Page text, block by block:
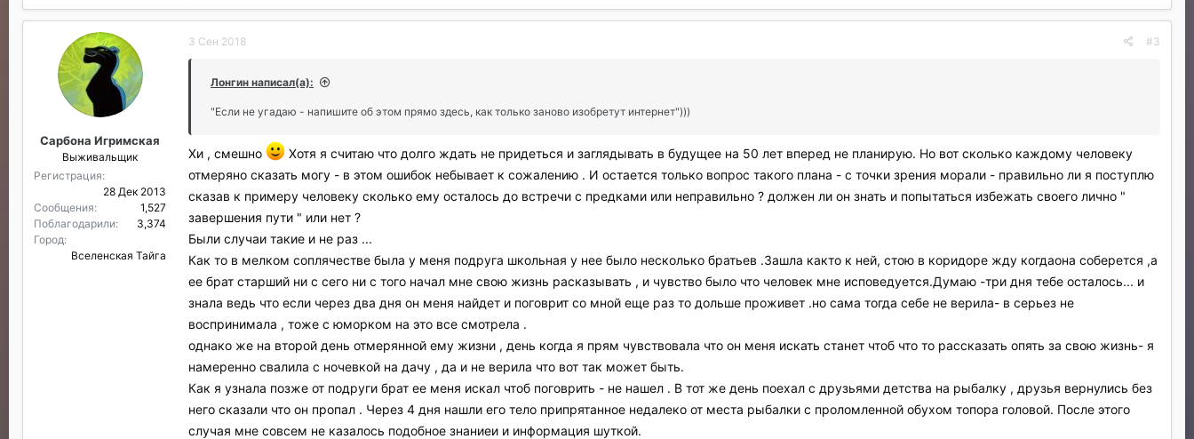
б
а
о
а
л
и
Сарбона Игримская
Выживальщик
Регистрация
28 Дек 2013
Сообщения
1,527
Поблагодарили
3,374
Город
Вселенская Тайга
3 Сен 2018 #3
Лонгин написал(а):
"Если не угадаю - напишите об этом прямо здесь, как только заново изобретут интернет")))
Хи , смешно
Хотя я считаю что долго ждать не придеться и заглядывать в будущее на 50 лет вперед не планирую. Но вот сколько каждому человеку
отмеряно сказать могу - в этом ошибок небывает к сожалению . И остается только вопрос такого плана - с точки зрения морали - правильно ли я поступлю
сказав к примеру человеку сколько ему осталось до встречи с предками или неправильно ? должен ли он знать и попытаться избежать своего лично "
завершения пути " или нет ?
Были случаи такие и не раз ...
Как то в мелком соплячестве была у меня подруга школьная у нее было несколько братьев .Зашла както к ней, стою в коридоре жду когдаона соберется ,а
ее брат старший ни с сего ни с того начал мне свою жизнь расказывать , и чувство было что человек мне исповедуется.Думаю -три дня тебе осталось... и
знала ведь что если через два дня он меня найдет и поговрит со мной еще раз то дольше проживет .но сама тогда себе не верила- в серьез не
воспринимала , тоже с юморком на это все смотрела .
однако же на второй день отмерянной ему жизни , день когда я прям чувствовала что он меня искать станет чтоб что то рассказать опять за свою жизнь- я
намеренно свалила с ночевкой на дачу , да и не верила что вот так может быть.
Как я узнала позже от подруги брат ее меня искал чтоб поговрить - не нашел . В тот же день поехал с друзьями детства на рыбалку , друзья вернулись без
него сказали что он пропал . Через 4 дня нашли его тело припрятанное недалеко от места рыбалки с проломленной обухом топора головой. После этого
случая мне совсем не казалось подобное знаниеи и информация шуткой.